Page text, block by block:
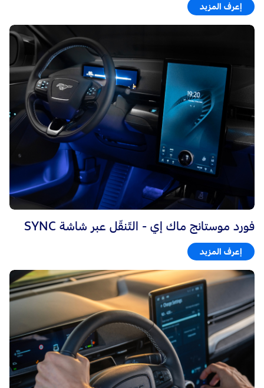
إعرف المزيد
فورد موستانج ماك إي - التّنقّل عبر شاشة SYNC
إعرف المزيد